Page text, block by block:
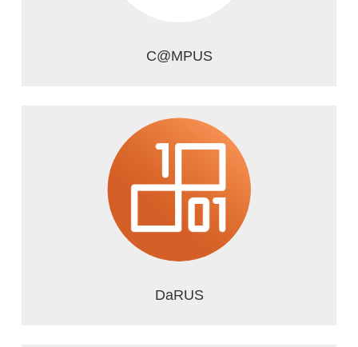
C@MPUS
DaRUS